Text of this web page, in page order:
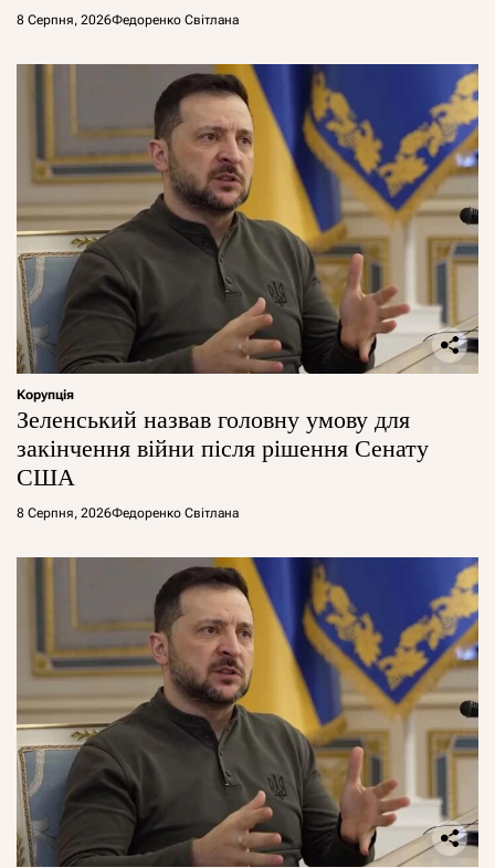
8 Серпня, 2026Федоренко Світлана
Корупція
Зеленський назвав головну умову для
закінчення війни після рішення Сенату
США
8 Серпня, 2026Федоренко Світлана